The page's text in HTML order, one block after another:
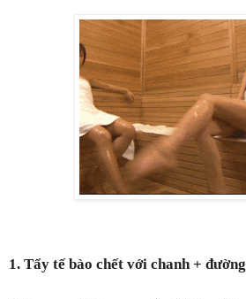
1. Tẩy tế bào chết với chanh + đường